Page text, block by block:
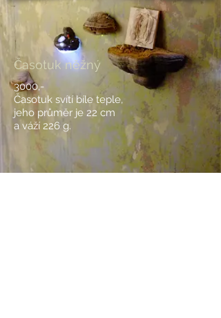
Časotuk něžný
3000,-
Časotuk svítí bíle teple,
jeho průměr je 22 cm
a váží 226 g.